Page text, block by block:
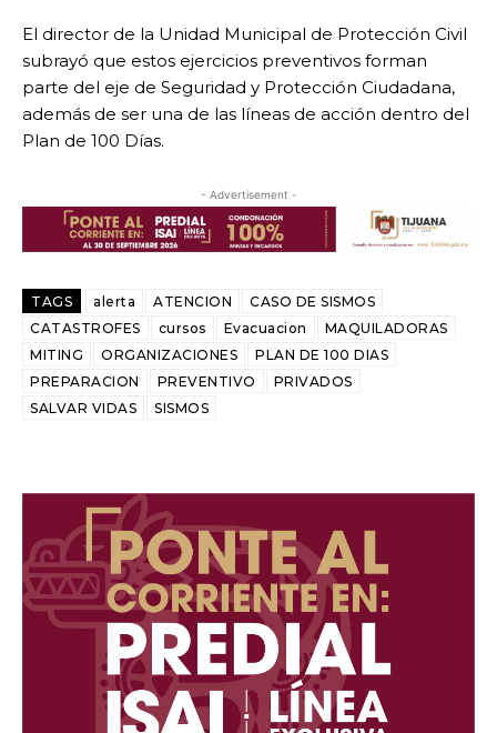
El director de la Unidad Municipal de Protección Civil
subrayó que estos ejercicios preventivos forman
parte del eje de Seguridad y Protección Ciudadana,
además de ser una de las líneas de acción dentro del
Plan de 100 Días.
- Advertisement -
TAGS alerta ATENCION
CASO DE SISMOS
CATASTROFES
cursos Evacuacion
MAQUILADORAS
MITING
ORGANIZACIONES
PLAN DE 100 DIAS
PREPARACION
PREVENTIVO
PRIVADOS
SALVAR VIDAS
SISMOS